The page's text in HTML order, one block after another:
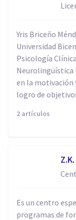
Yris Briceño
Universidad
Psicología
Neurolingüística
en la motivación
logro de
2 artículos
Z.K.
Es un centro
programas de